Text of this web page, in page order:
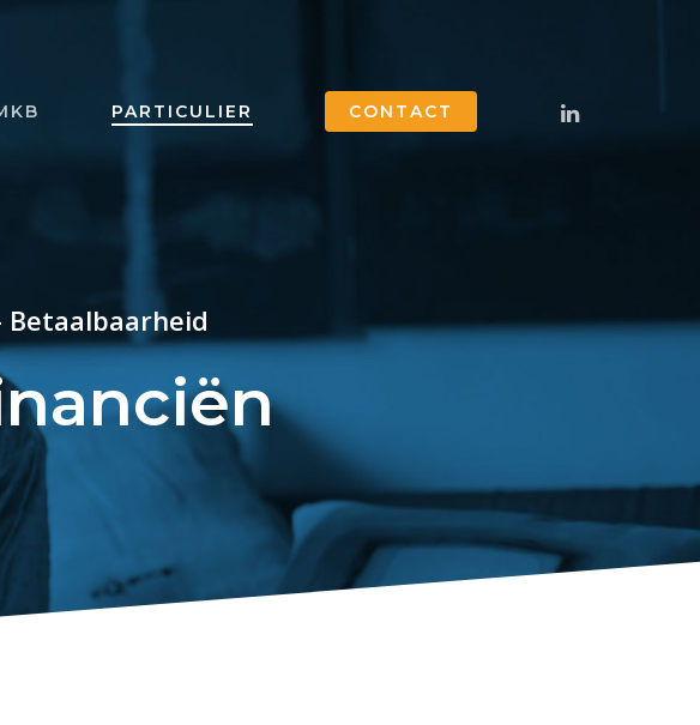
PARTICULIER CONTACT LINKEDIN
Betaalbaarheid